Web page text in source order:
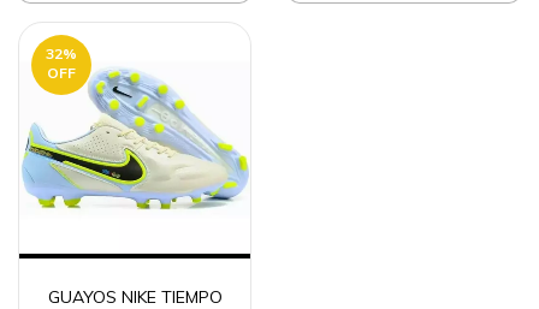
32%
OFF
GUAYOS NIKE TIEMPO